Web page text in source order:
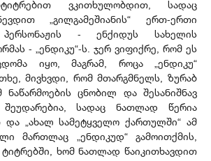
ვკითხულობდით, სადაც
„გილგამეშიანის“ ერთ-ერთი
პერსონაჟის - ენქიდუს სახელის
- „ენდიკუ“-ს. ჯერ ვიფიქრე, რომ ეს
იყო, მაგრამ, როცა „ენდიკუ“
მივხვდი, რომ მთარგმნელს, ზურაბ
ნაწარმოების ცნობილ და შესანიშნავ
სადაც ნათლად წერია
და „ახალ სამეტყველო ქართულში“ ამ
მართლაც „ენდიკუდ“ გამოითქმის,
ტიტრებში, ხომ ნათლად წაიკითხავდით